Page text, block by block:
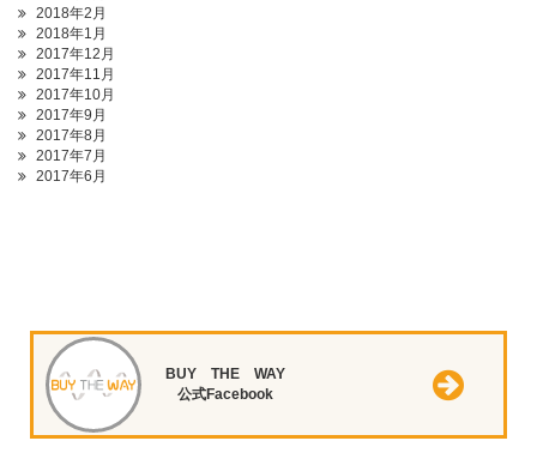
2018年2月
2018年1月
2017年12月
2017年11月
2017年10月
2017年9月
2017年8月
2017年7月
2017年6月
BUY THE WAY
公式Facebook